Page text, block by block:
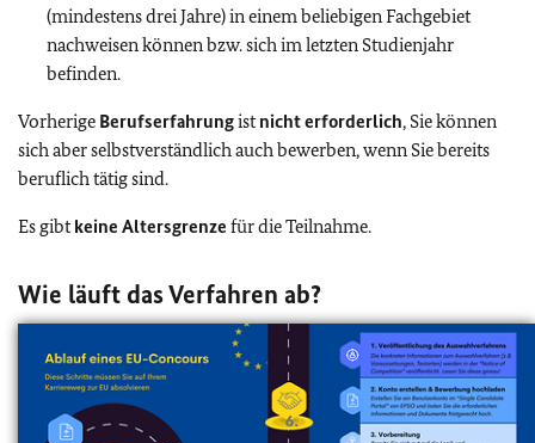
(mindestens drei Jahre)in einem beliebigen Fachgebiet
nachweisen können bzw. sich im letzten Studienjahr
befinden.
Vorherige Berufserfahrungistnicht erforderlich, Sie können
sich aber selbstverständlich auch bewerben, wenn Sie bereits
beruflich tätig sind.
Es gibtkeine Altersgrenze für die Teilnahme.
Wie läuft das Verfahren ab?